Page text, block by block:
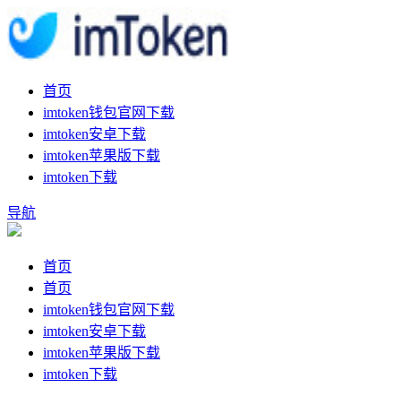
首页
imtoken钱包官网下载
imtoken安卓下载
imtoken苹果版下载
imtoken下载
导航
首页
首页
imtoken钱包官网下载
imtoken安卓下载
imtoken苹果版下载
imtoken下载